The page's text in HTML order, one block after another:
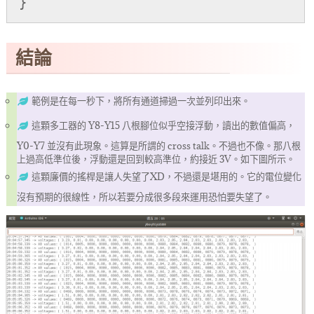
結論
範例是在每一秒下，將所有通道掃過一次並列印出來。
這顆多工器的 Y8-Y15 八根腳位似乎空接浮動，讀出的數值偏高，
Y0-Y7 並沒有此現象。這算是所謂的 cross talk。不過也不像。那八根
上過高低準位後，浮動還是回到較高準位，約接近 3V。如下圖所示。
這顆廉價的搖桿是讓人失望了XD，不過還是堪用的。它的電位變化
沒有預期的很線性，所以若要分成很多段來運用恐怕要失望了。